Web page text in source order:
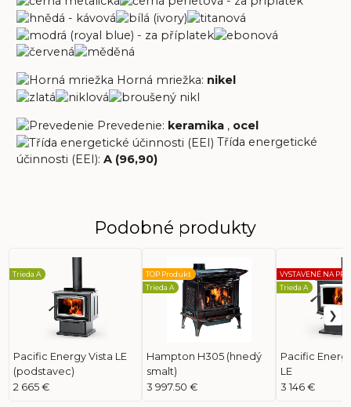
Horná mriežka: nikel
Prevedenie: keramika , ocel
Třída energetické
účinnosti (EEI):A (96,90)
Podobné produkty
Pacific Energy Vista LE
(podstavec)
Trieda A
2 665 €
Hampton H305 (hnedý
smalt)
TOP Produkt
Trieda A
3 997.50 €
Pacific
LE
VYSTAVENÉ NA
Trieda A
3 146 €